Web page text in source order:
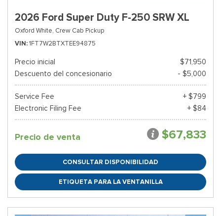
2026 Ford Super Duty F-250 SRW XL
Oxford White, Crew Cab Pickup
VIN 1FT7W2BTXTEE94875
Precio inicial
$71,950
Descuento del concesionario
- $5,000
Service Fee
+ $799
Electronic Filing Fee
+ $84
Precio de venta $67,833
CONSULTAR DISPONIBILIDAD
ETIQUETA PARA LA VENTANILLA